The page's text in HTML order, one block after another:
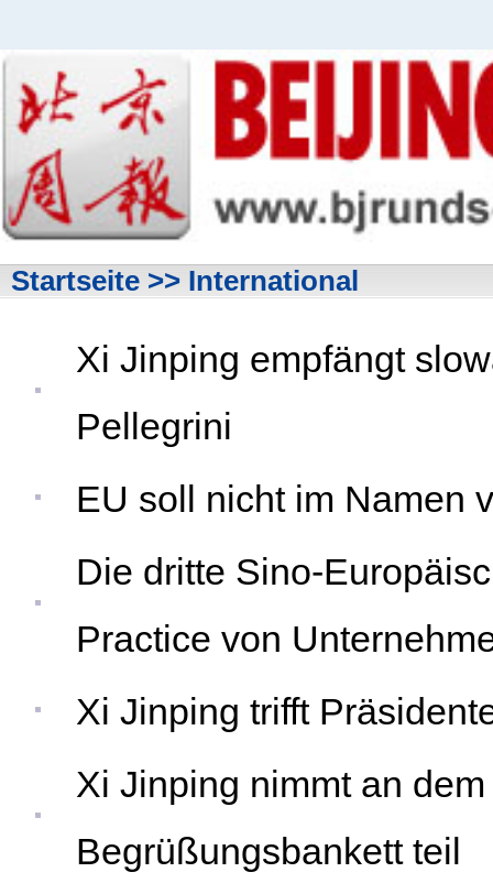
Startseite >> International
Xi Jinping empfängt
Pellegrini
EU soll nicht im Namen
Die dritte Sino-
Practice von
Xi Jinping trifft
Xi Jinping nimmt an
Begrüßungsbankett teil